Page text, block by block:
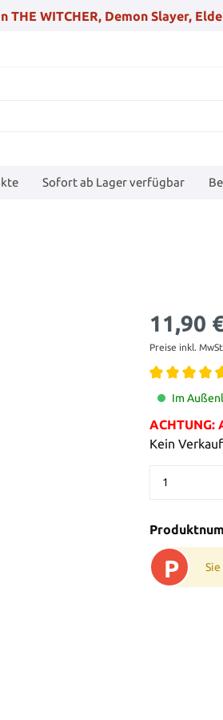
WITCHER, Demon Slayer,
Sofort ab Lager verfügbar
11,90
Preise inkl.
Im
Kein
P